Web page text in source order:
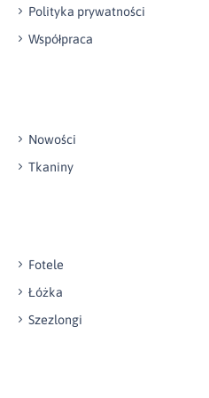
Polityka prywatności
Współpraca
Nowości
Tkaniny
Fotele
Łóżka
Szezlongi